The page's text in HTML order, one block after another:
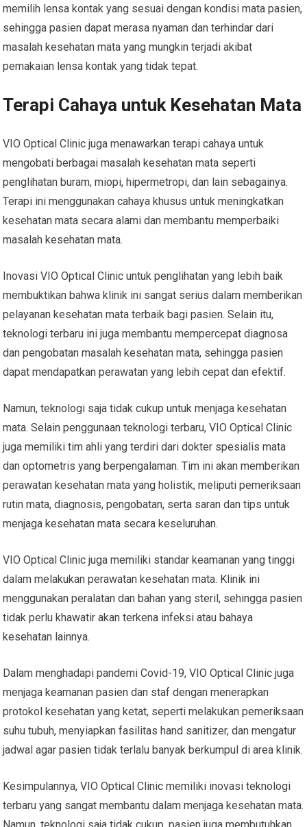
memilih lensa kontak yang sesuai dengan kondisi mata pasien,
sehingga pasien dapat merasa nyaman dan terhindar dari
masalah kesehatan mata yang mungkin terjadi akibat
pemakaian lensa kontak yang tidak tepat.
Terapi Cahaya untuk Kesehatan Mata
VIO Optical Clinic juga menawarkan terapi cahaya untuk
mengobati berbagai masalah kesehatan mata seperti
penglihatan buram, miopi, hipermetropi, dan lain sebagainya.
Terapi ini menggunakan cahaya khusus untuk meningkatkan
kesehatan mata secara alami dan membantu memperbaiki
masalah kesehatan mata.
Inovasi VIO Optical Clinic untuk penglihatan yang lebih baik
membuktikan bahwa klinik ini sangat serius dalam memberikan
pelayanan kesehatan mata terbaik bagi pasien. Selain itu,
teknologi terbaru ini juga membantu mempercepat diagnosa
dan pengobatan masalah kesehatan mata, sehingga pasien
dapat mendapatkan perawatan yang lebih cepat dan efektif.
Namun, teknologi saja tidak cukup untuk menjaga kesehatan
mata. Selain penggunaan teknologi terbaru, VIO Optical Clinic
juga memiliki tim ahli yang terdiri dari dokter spesialis mata
dan optometris yang berpengalaman. Tim ini akan memberikan
perawatan kesehatan mata yang holistik, meliputi pemeriksaan
rutin mata, diagnosis, pengobatan, serta saran dan tips untuk
menjaga kesehatan mata secara keseluruhan.
VIO Optical Clinic juga memiliki standar keamanan yang tinggi
dalam melakukan perawatan kesehatan mata. Klinik ini
menggunakan peralatan dan bahan yang steril, sehingga pasien
tidak perlu khawatir akan terkena infeksi atau bahaya
kesehatan lainnya.
Dalam menghadapi pandemi Covid-19, VIO Optical Clinic juga
menjaga keamanan pasien dan staf dengan menerapkan
protokol kesehatan yang ketat, seperti melakukan pemeriksaan
suhu tubuh, menyiapkan fasilitas hand sanitizer, dan mengatur
jadwal agar pasien tidak terlalu banyak berkumpul di area klinik.
Kesimpulannya, VIO Optical Clinic memiliki inovasi teknologi
terbaru yang sangat membantu dalam menjaga kesehatan mata.
Namun, teknologi saja tidak cukup, pasien juga membutuhkan